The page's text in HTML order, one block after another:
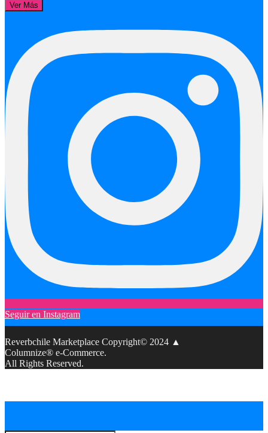
Ver Más
Seguir en Instagram
Reverbchile Marketplace Copyright© 2024 ▲
Columnize® e-Commerce.
All Rights Reserved.